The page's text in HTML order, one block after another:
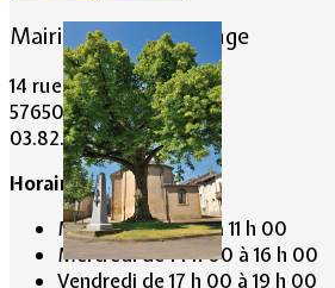
Mairie de Lommerange
14 rue Maréchal Joffre
57650 LOMMERANGE
03.82.84.81.48
Horaire de la Mairie:
Mardi de 10 h 00 à 11 h 00
Mercredi de 14 h 00 à 16 h 00
Vendredi de 17 h 00 à 19 h 00